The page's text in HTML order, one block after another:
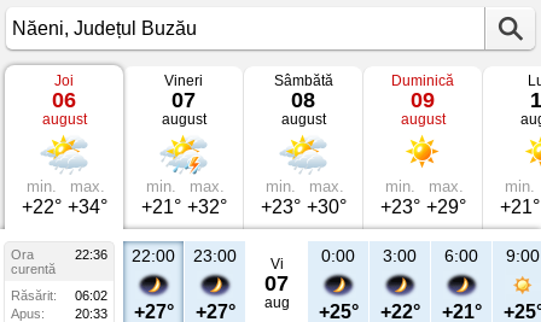
Vremea
Năeni
Județul
Buzău
Joi
06
august
min.
+22°
max.
+34°
Vineri
07
august
min.
+21°
max.
+32°
Sâmbătă
08
august
min.
+23°
max.
+30°
Duminică
09
august
min.
+23°
max.
+29°
min.
+21°
Ora
22:36
curentă
Răsărit:
06:02
Apus:
20:33
22:00
+27°
23:00
+27°
Vi
07
aug
0:00
+25°
3:00
+22°
6:00
+21°
9:00